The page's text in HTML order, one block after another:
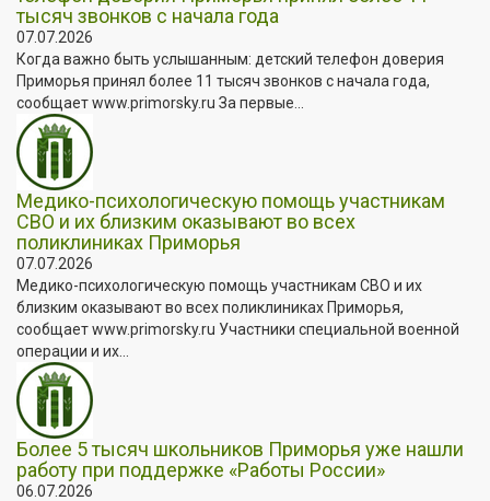
тысяч звонков с начала года
07.07.2026
Когда важно быть услышанным: детский телефон доверия
Приморья принял более 11 тысяч звонков с начала года,
сообщает www.primorsky.ru За первые...
Медико-психологическую помощь участникам
СВО и их близким оказывают во всех
поликлиниках Приморья
07.07.2026
Медико-психологическую помощь участникам СВО и их
близким оказывают во всех поликлиниках Приморья,
сообщает www.primorsky.ru Участники специальной военной
операции и их...
Более 5 тысяч школьников Приморья уже нашли
работу при поддержке «Работы России»
06.07.2026